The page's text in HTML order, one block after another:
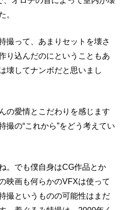
。
撮って、あまりセットを壊さ
り込んだのにということもあ
壊してナンボだと思いまし
の愛情とこだわりを感じます
撮の“これから”をどう考えてい
。でも僕自身はCG作品とか
映画も何らかのVFXは使って
撮というものの可能性はまだ